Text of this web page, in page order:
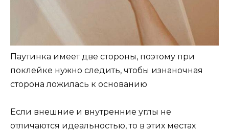
Паутинка имеет две стороны, поэтому при
поклейке нужно следить, чтобы изнаночная
сторона ложилась к основанию
Если внешние и внутренние углы не
отличаются идеальностью, то в этих местах